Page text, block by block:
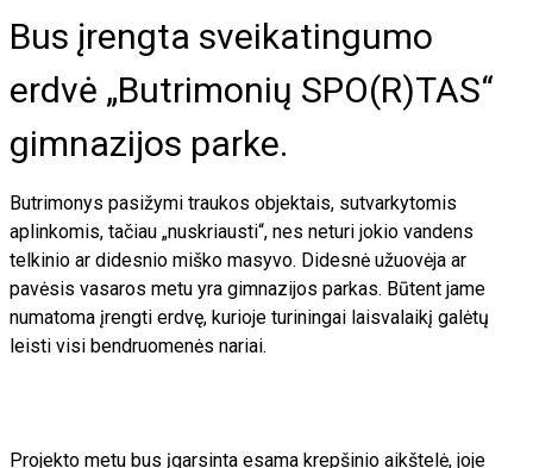
Bus įrengta sveikatingumo
erdvė „Butrimonių SPO(R)TAS“
gimnazijos parke.
Butrimonys pasižymi traukos objektais, sutvarkytomis
aplinkomis, tačiau „nuskriausti“, nes neturi jokio vandens
telkinio ar didesnio miško masyvo. Didesnė užuovėja ar
pavėsis vasaros metu yra gimnazijos parkas. Būtent jame
numatoma įrengti erdvę, kurioje turiningai laisvalaikį galėtų
leisti visi bendruomenės nariai.
Projekto metu bus įgarsinta esama krepšinio aikštelė, joje